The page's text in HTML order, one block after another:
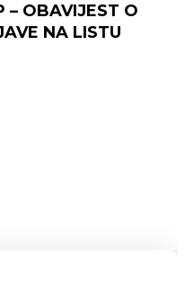
– OBAVIJEST O
NA LISTU